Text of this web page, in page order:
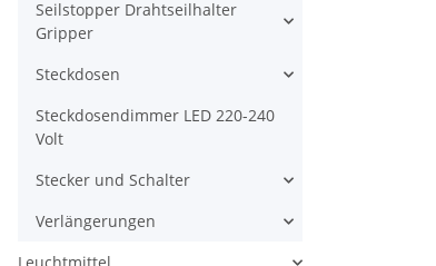
Seilstopper Drahtseilhalter
Gripper
Steckdosen
Steckdosendimmer LED 220-240
Volt
Stecker und Schalter
Verlängerungen